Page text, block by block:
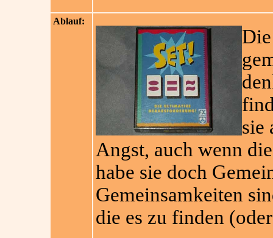
Ablauf:
sie
Angst, auch wenn
habe sie doch
Gemeinsamkeiten
die es zu finden